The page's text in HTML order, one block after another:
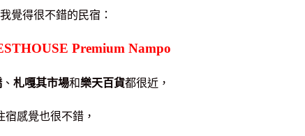
覺得很不錯的民宿：
Premium Nampo
、 札嘎其市場和樂天百貨都很近，
宿感覺也很不錯，